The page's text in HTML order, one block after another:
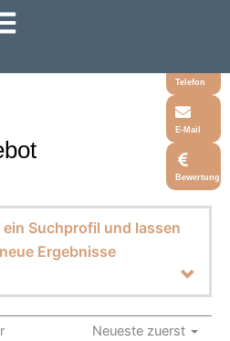
Telefon
E-Mail
Bewertung
ein Suchprofil und lassen
Ergebnisse
Neueste zuerst